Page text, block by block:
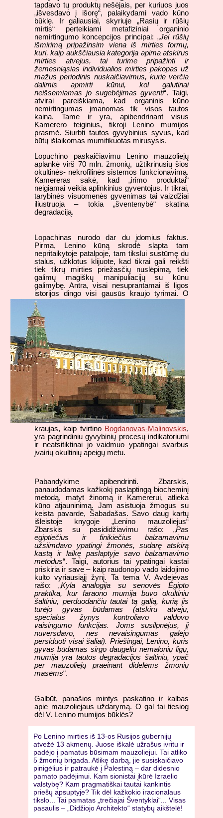
tapdavo tų produktų nešėjais, per kuriuos juos
„išvesdavo į išorę“, palaikydami vado kūno
būklę. Ir galiausiai, skyriuje „Rasių ir rūšių
mirtis“ perteikiami metafiziniai organinio
nemirtingumo koncepcijos principai: „Jei rūšių
išmirimą pripažinsim viena iš mirties formų,
kuri, kaip aukščiausia kategorija apima atskirus
mirties atvejus, tai turime pripažinti ir
žemesniąsias individualios mirties pakopas už
mažus periodinis nuskaičiavimus, kurie verčia
dalimis apmirti kūnui, kol galutinai
neišsemiamas jo sugebėjimas gyventi“. Taigi,
atvirai pareiškiama, kad organinis kūno
nemirtingumas įmanomas tik visos tautos
kaina. Tame ir yra, apibendrinant visus
Kamerero teiginius, tikroji Lenino mumijos
prasmė. Siurbti tautos gyvybinius syvus, kad
būtų išlaikomas mumifikuotas mirusysis.
Lopuchino paskaičiavimu Lenino mauzoliejų
aplankė virš 70 mln. žmonių, užtikrinusių šios
okultinės- nekrofilinės sistemos funkcionavimą.
Kamereras sakė, kad „irimo produktai“
neigiamai veikia aplinkinius gyventojus. Ir tikrai,
tarybinės visuomenės gyvenimas tai vaizdžiai
iliustruoja – tokia „šventenybė“ skatina
degradaciją.
Lopachinas nurodo dar du įdomius faktus.
Pirma, Lenino kūną skrodė slapta tam
nepritaikytoje patalpoje, tam tikslui sustūmę du
stalus, užklotus klijuote, kad tikrai gali reikšti
tiek tikrų mirties priežasčių nuslėpimą, tiek
galimų magiškų manipuliacijų su kūnu
galimybę. Antra, visai nesuprantamai iš ligos
istorijosdingo visi gausūs kraujo tyrimai. O
kraujas, kaip tvirtino Bogdanovas-Malinovskis,
yra pagrindiniu gyvybinių procesų indikatoriumi
ir neatsitiktinai jo vaidmuo ypatingai svarbus
įvairių okultinių apeigų metu.
Pabandykime apibendrinti. Zbarskis,
panaudodamas kažkokį paslaptingą biocheminį
metodą, matyt žinomą ir Kamererui, atlieka
kūno atjauninimą. Jam asistuoja žmogus su
keista pavarde, Šabadašas. Savo daug kartų
išleistoje knygoje „Lenino mauzoliejus“
Zbarskis su pasididžiavimu rašo: „Pas
egiptiečius ir finikiečius balzamavimu
užsiimdavo ypatingi žmonės, sudarę atskirą
kastą ir laikę paslaptyje savo balzamavimo
metodus“. Taigi, autorius tai ypatingai kastai
priskiria ir save – kaip raudonojo vado laidojimo
kulto vyriausiąjį žynį. Ta tema V. Avdejevas
rašo: „Kyla analogija su senovės Egipto
praktika, kur faraono mumija buvo okultiniu
šaltiniu, perduodančiu tautai tą galią, kurią jis
turėjo gyvas būdamas (atskiru atveju,
specialus žynys kontroliavo valdovo
vaisingumo funkcijas. Joms susilpnėjus, jį
nuversdavo, nes nevaisingumas galėjo
persiduoti visai šaliai). Priešingai, Lenino, kuris
gyvas būdamas sirgo daugeliu nemalonių ligų,
mumija yra tautos degradacijos šaltiniu, ypač
per mauzoliejų praeinant didelėms žmonių
masėms“.
Galbūt, panašios mintys paskatino ir kalbas
apie mauzoliejaus uždarymą. O gal tai tiesiog
dėl V. Lenino mumijos būklės?
Po Lenino mirties iš 13-os Rusijos gubernijų
atvežė 13 akmenų. Juose iškalė užrašus ivritu ir
padėjo į pamatus būsimam mauzoliejui. Tai atliko
5 žmonių brigada. Atlikę darbą, jie susiskaičiavo
pinigėlius ir patraukė į Palestiną – dar didesnio
pamato padėjimui. Kam sionistai įkūrė Izraelio
valstybę? Kam pragmatiškai tautai kankintis
priešų apsuptyje? Tik dėl kažkokio iracionalaus
tikslo... Tai pamatas „trečiajai Šventyklai“... Visas
pasaulis – „Didžiojo Architekto“ statybų aikštelė!